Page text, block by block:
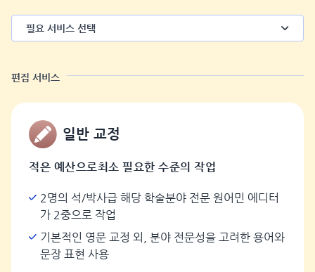
필요 서비스 선택
편집 서비스
일반 교정
적은 예산으로최소 필요한 수준의 작업
2명의 석/박사급 해당 학술분야 전문 원어민 에디터
가 2중으로 작업
기본적인 영문 교정 외, 분야 전문성을 고려한 용어와
문장 표현 사용